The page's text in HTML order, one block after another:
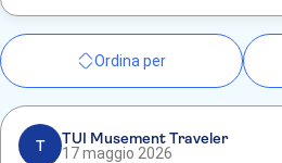
Ordina per
T
TUI Musement Traveler
17 maggio 2026